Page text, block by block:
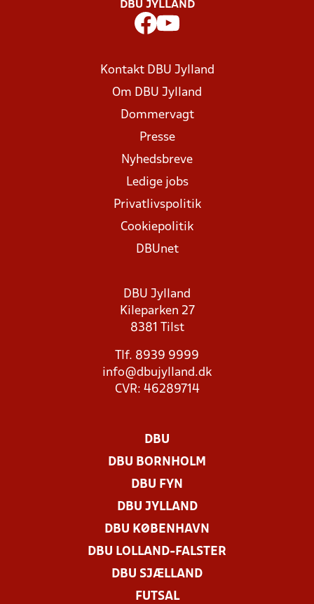
DBU JYLLAND
Kontakt DBU Jylland
Om DBU Jylland
Dommervagt
Presse
Nyhedsbreve
Ledige jobs
Privatlivspolitik
Cookiepolitik
DBUnet
DBU Jylland
Kileparken 27
8381 Tilst
Tlf. 8939 9999
info@dbujylland.dk
CVR: 46289714
DBU
DBU BORNHOLM
DBU FYN
DBU JYLLAND
DBU KØBENHAVN
DBU LOLLAND-FALSTER
DBU SJÆLLAND
FUTSAL